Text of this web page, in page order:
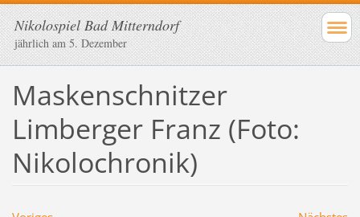
Nikolospiel Bad Mitterndorf
jährlich am 5. Dezember
Maskenschnitzer
Limberger Franz (Foto:
Nikolochronik)